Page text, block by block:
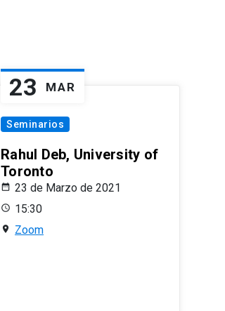
23 MAR
Seminarios
Rahul Deb, University of
Toronto
23 de Marzo de 2021
15:30
Zoom